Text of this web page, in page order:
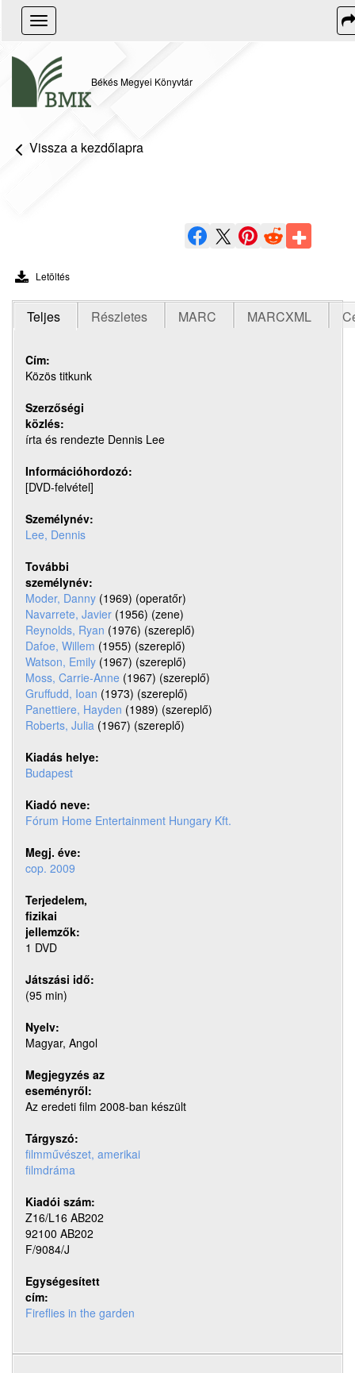
Toggle
navigation
Békés Megyei Könyvtár
Vissza a kezdőlapra
Letöltés
Teljes Részletes MARC MARCXML
Cím:
Közös titkunk
Szerzőségi
közlés:
írta és rendezte Dennis Lee
Információhordozó:
[DVD-felvétel]
Személynév:
Lee, Dennis
További
személynév:
Moder, Danny (1969) (operatőr)
Navarrete, Javier (1956) (zene)
Reynolds, Ryan (1976) (szereplő)
Dafoe, Willem (1955) (szereplő)
Watson, Emily (1967) (szereplő)
Moss, Carrie-Anne (1967) (szereplő)
Gruffudd, Ioan (1973) (szereplő)
Panettiere, Hayden (1989) (szereplő)
Roberts, Julia (1967) (szereplő)
Kiadás helye:
Budapest
Kiadó neve:
Fórum Home Entertainment Hungary Kft.
Megj. éve:
cop. 2009
Terjedelem,
fizikai
jellemzők:
1 DVD
Játszási idő:
(95 min)
Nyelv:
Magyar, Angol
Megjegyzés az
eseményről:
Az eredeti film 2008-ban készült
Tárgyszó:
filmművészet, amerikai
filmdráma
Kiadói szám:
Z16/L16 AB202
92100 AB202
F/9084/J
Egységesített
cím:
Fireflies in the garden